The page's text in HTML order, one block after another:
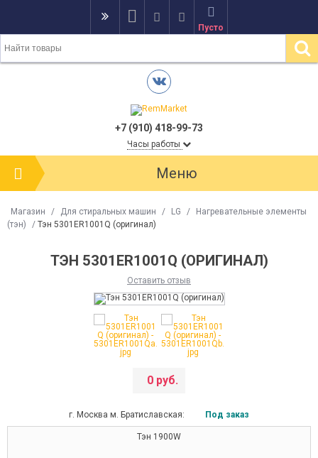
Пусто
+7 (910) 418-99-73
Часы работы
Меню
Магазин / Для стиральных машин / LG /
Нагревательные элементы
(тэн)
/ Тэн 5301ER1001Q (оригинал)
ТЭН 5301ER1001Q (ОРИГИНАЛ)
Оставить отзыв
0 руб.
г. Москва м. Братиславская: Под заказ
Тэн 1900W